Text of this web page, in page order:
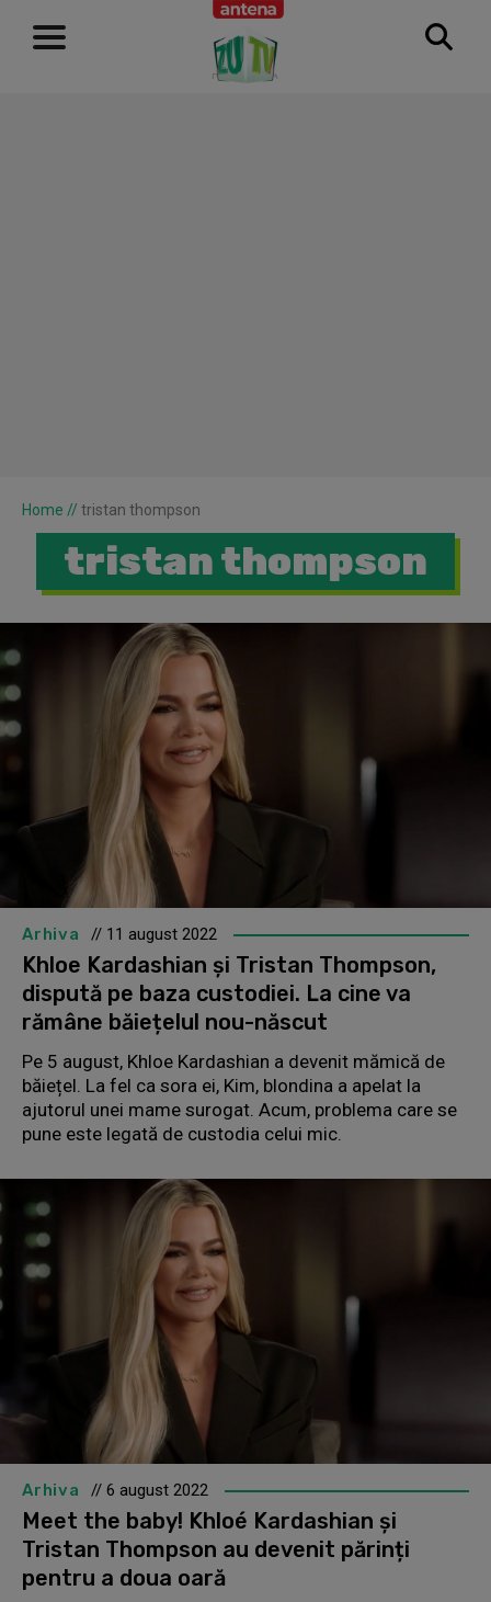
RECLAMĂ
Home // tristan thompson
tristan thompson
Arhiva // 11 august 2022
Khloe Kardashian și Tristan Thompson,
dispută pe baza custodiei. La cine va
rămâne băiețelul nou-născut
Pe 5 august, Khloe Kardashian a devenit mămică de
băiețel. La fel ca sora ei, Kim, blondina a apelat la
ajutorul unei mame surogat. Acum, problema care se
pune este legată de custodia celui mic.
Arhiva // 6 august 2022
Meet the baby! Khloé Kardashian și
Tristan Thompson au devenit părinți
pentru a doua oară